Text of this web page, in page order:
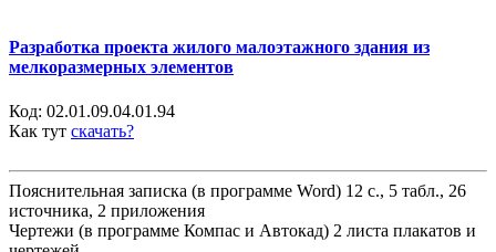
Разработка проекта жилого малоэтажного здания из
мелкоразмерных элементов
Код: 02.01.09.04.01.94
Как тут скачать?
Пояснительная записка (в программе Word) 12 с., 5 табл., 26
источника, 2 приложения
Чертежи (в программе Компас и Автокад) 2 листа плакатов и